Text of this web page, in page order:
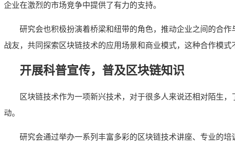
企业在激烈的市场竞争中提供了有力的支持。
研究会也积极扮演着桥梁和纽带的角色，推动企业之间的合
战友，共同探索区块链技术的应用场景和商业模式，这种合作模
开展科普宣传，普及区块链知识
区块链技术作为一项新兴技术，对于很多人来说还相对陌生
动。
研究会通过举办一系列丰富多彩的区块链技术讲座、专业的